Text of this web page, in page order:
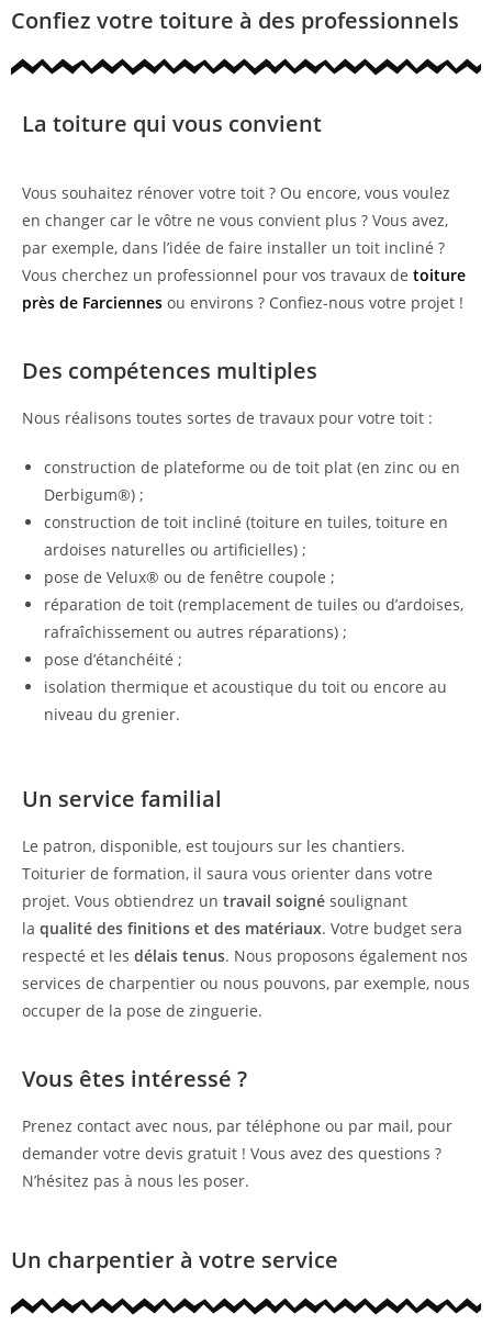
Confiez votre toiture à des professionnels
La toiture qui vous convient
Vous souhaitez rénover votre toit ? Ou encore, vous voulez
en changer car le vôtre ne vous convient plus ? Vous avez,
par exemple, dans l’idée de faire installer un toit incliné ?
Vous cherchez un professionnel pour vos travaux de toiture
près de Farciennes ou environs ? Confiez-nous votre projet !
Des compétences multiples
Nous réalisons toutes sortes de travaux pour votre toit :
construction de plateforme ou de toit plat (en zinc ou en
Derbigum®) ;
construction de toit incliné (toiture en tuiles, toiture en
ardoises naturelles ou artificielles) ;
pose de Velux® ou de fenêtre coupole ;
réparation de toit (remplacement de tuiles ou d’ardoises,
rafraîchissement ou autres réparations) ;
pose d’étanchéité ;
isolation thermique et acoustique du toit ou encore au
niveau du grenier.
Un service familial
Le patron, disponible, est toujours sur les chantiers.
Toiturier de formation, il saura vous orienter dans votre
projet. Vous obtiendrez un travail soigné soulignant
la qualité des finitions et des matériaux. Votre budget sera
respecté et les délais tenus. Nous proposons également nos
services de charpentier ou nous pouvons, par exemple, nous
occuper de la pose de zinguerie.
Vous êtes intéressé ?
Prenez contact avec nous, par téléphone ou par mail, pour
demander votre devis gratuit ! Vous avez des questions ?
N’hésitez pas à nous les poser.
Un charpentier à votre service